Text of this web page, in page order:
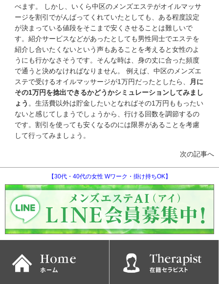
べます。 しかし、いくら中区のメンズエステがオイルマッサ
ージを割引でがんばってくれていたとしても、ある程度設定
が決まっている値段をそこまで安くさせることは難しいで
す。紹介サービスなどがあったとしても男性同士でエステを
紹介し合いたくないという声もあることを考えると女性のよ
うにも行かなさそうです。そんな時は、身の丈に合った頻度
で通うと決めなければなりません。 例えば、中区のメンズエ
ステで受けるオイルマッサージが1万円だったとしたら、
月に
その1万円を捻出できるかどうかシミュレーションしてみまし
ょう 。生活費以外は貯金したいとなればその1万円ももったい
ないと感じてしまうでしょうから、行ける回数を調節するの
です。割引を使っても安くなるのには限界があることを考慮
して行ってみましょう。
次の記事へ
【30代・40代の女性 Wワーク・掛け持ちOK】